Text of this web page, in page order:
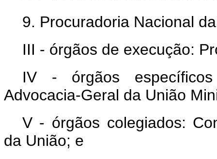
9. Procuradoria Nacional
III - órgãos de execução:
IV - órgãos
Advocacia-Geral da União
V - órgãos colegiados:
da União; e